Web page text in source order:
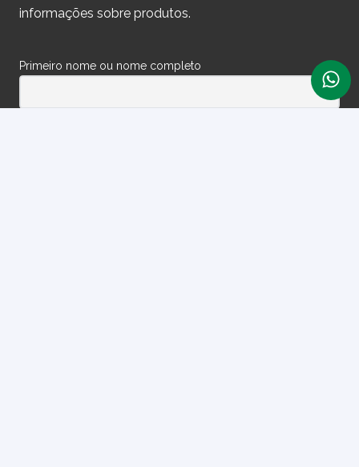
informações sobre produtos.
Primeiro nome ou nome completo